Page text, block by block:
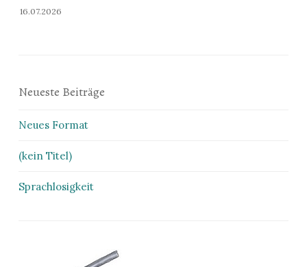
16.07.2026
Neueste Beiträge
Neues Format
(kein Titel)
Sprachlosigkeit